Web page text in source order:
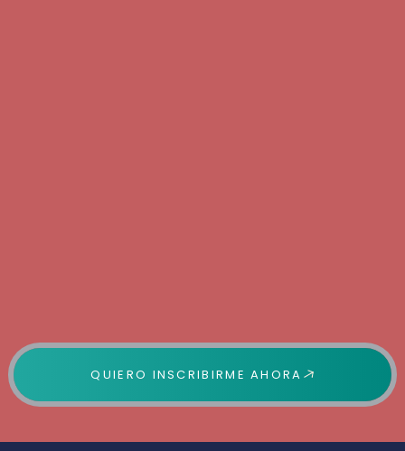
QUIERO INSCRIBIRME AHORA